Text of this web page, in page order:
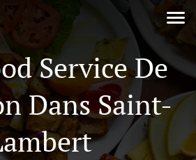
Service De
Dans Saint-